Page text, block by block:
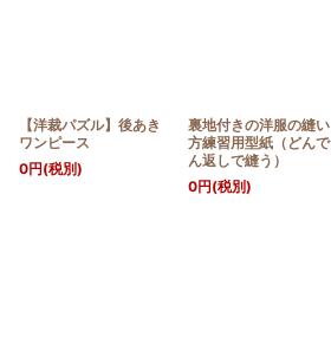
【洋裁パズル】後あき
ワンピース
0円(税別)
裏地付きの洋服の縫い
方練習用型紙（どんで
ん返しで縫う）
0円(税別)